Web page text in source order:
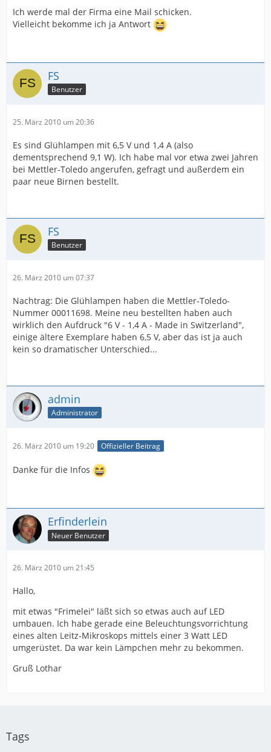
Ich werde mal der Firma eine Mail schicken.
Vielleicht bekomme ich ja Antwort
FS
Benutzer
25. März 2010 um 20:36
Es sind Glühlampen mit 6,5 V und 1,4 A (also
dementsprechend 9,1 W). Ich habe mal vor etwa zwei Jahren
bei Mettler-Toledo angerufen, gefragt und außerdem ein
paar neue Birnen bestellt.
FS
Benutzer
26. März 2010 um 07:37
Nachtrag: Die Glühlampen haben die Mettler-Toledo-
Nummer 00011698. Meine neu bestellten haben auch
wirklich den Aufdruck "6 V - 1,4 A - Made in Switzerland",
einige ältere Exemplare haben 6,5 V, aber das ist ja auch
kein so dramatischer Unterschied...
admin
Administrator
26. März 2010 um 19:20 Offizieller Beitrag
Danke für die Infos
Erfinderlein
Neuer Benutzer
26. März 2010 um 21:45
Hallo,
mit etwas "Frimelei" läßt sich so etwas auch auf LED
umbauen. Ich habe gerade eine Beleuchtungsvorrichtung
eines alten Leitz-Mikroskops mittels einer 3 Watt LED
umgerüstet. Da war kein Lämpchen mehr zu bekommen.
Gruß Lothar
Tags